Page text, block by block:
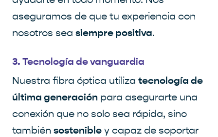
aseguramos de que tu experiencia con
nosotros sea siempre positiva.
3. Tecnología de vanguardia
Nuestra fibra óptica utiliza tecnología de
última generación para asegurarte una
conexión que no solo sea rápida, sino
también sostenible y capaz de soportar